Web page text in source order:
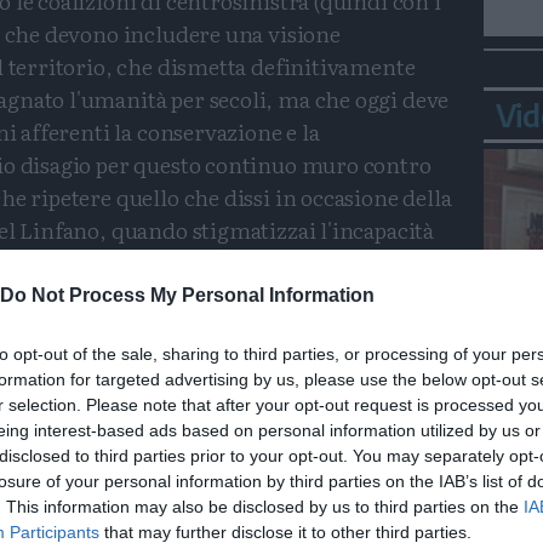
Do Not Process My Personal Information
opt-out of the sale, sharing to third parties, or processing of your
for targeted advertising by us, please use the below opt-out
selection. Please note that after your opt-out request is processed
interest-based ads based on personal information utilized by us
to third parties prior to your opt-out. You may separately
of your personal information by third parties on the IAB’s list of
This information may also be disclosed by us to third parties on the
Participants that may further disclose it to other third parties.
devono includere una visione
territorio, che dismetta definitivamente
l'umanità per secoli, ma che oggi deve
afferenti la conservazione e la
disagio per questo continuo muro contro
ripetere quello che dissi in occasione della
Linfano, quando stigmatizzai l'incapacità
con associazioni ambientaliste che ho
anche in maggioranza, ma che
e all'amplificazione della realtà per mera
solo alla conservazione del territorio, e
arcense, eviterebbero di
una soluzione come quella
un parco botanico, facendo quadrato
sostanza». «Viviamo tempi di degrado
sempre più disumanità e cinismo. Non